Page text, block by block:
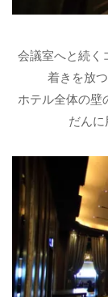
会議室へと続く
着きを放
ホテル全体の壁
だん